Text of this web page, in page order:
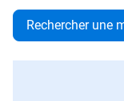
Rechercher une